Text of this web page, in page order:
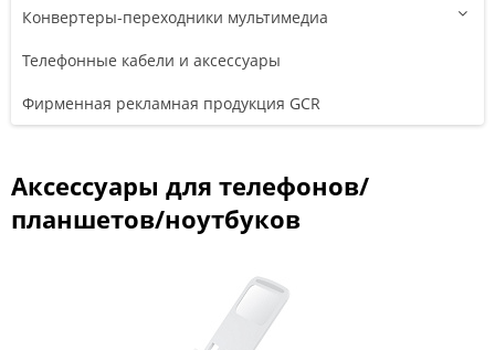
Конвертеры-переходники мультимедиа
Телефонные кабели и аксессуары
Фирменная рекламная продукция GCR
Аксессуары для телефонов/
планшетов/ноутбуков